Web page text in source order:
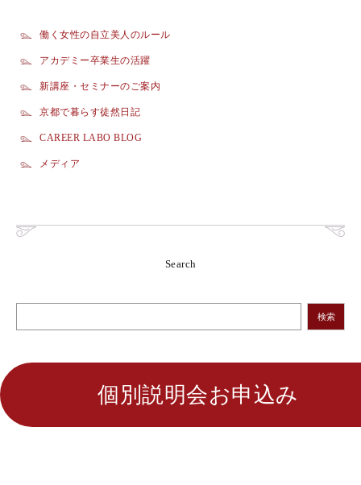
働く女性の自立美人のルール
アカデミー卒業生の活躍
新講座・セミナーのご案内
京都で暮らす徒然日記
CAREER LABO BLOG
メディア
Search
検索
個別説明会お申込み